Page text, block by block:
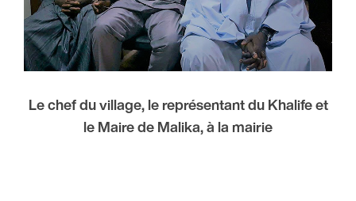
Le chef du village, le représentant du Khalife et
le Maire de Malika, à la mairie